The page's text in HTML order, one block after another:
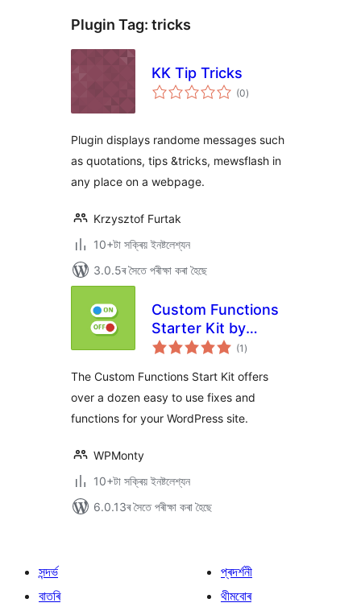
Plugin Tag: tricks
KK Tip Tricks
(0টা
মুঠ)
Plugin displays randome messages such
as quotations, tips &tricks, mewsflash in
any place on a webpage.
Krzysztof Furtak
10+টা সক্ৰিয় ইনষ্টলেশ্যন
3.0.5ৰ সৈতে পৰীক্ষা কৰা হৈছে
Custom Functions
Starter Kit by
DraftPress
(1 টা
মুঠ)
The Custom Functions Start Kit offers
over a dozen easy to use fixes and
functions for your WordPress site.
WPMonty
10+টা সক্ৰিয় ইনষ্টলেশ্যন
6.0.13ৰ সৈতে পৰীক্ষা কৰা হৈছে
সন্দৰ্ভ
বাতৰি
প্ৰদৰ্শনী
থীমবোৰ